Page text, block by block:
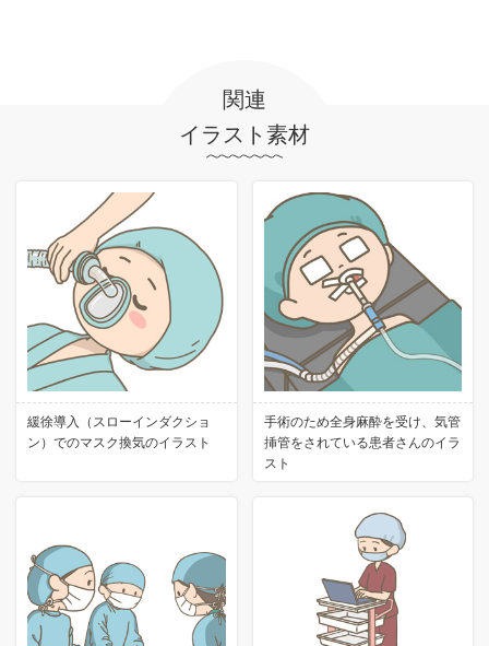
関連
イラスト素材
緩徐導入（スローインダクショ
ン）でのマスク換気のイラスト
手術のため全身麻酔を受け、気管
挿管をされている患者さんのイラ
スト